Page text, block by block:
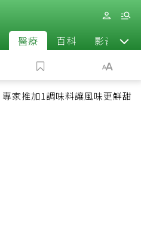
醫療 百科 影音
家推加1調味料讓風味更鮮甜